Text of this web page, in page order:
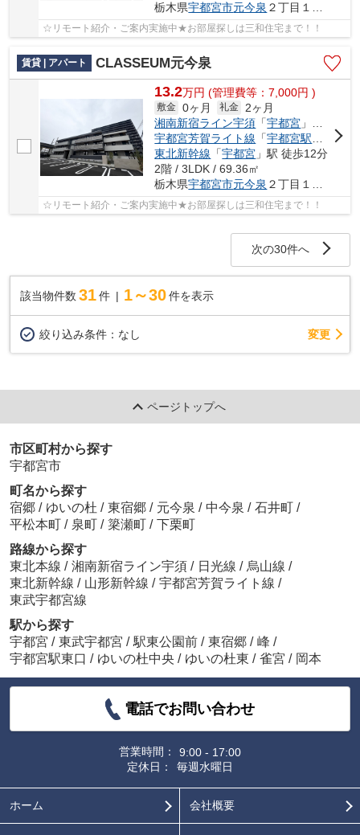
栃木県宇都宮市元今泉 ２丁目１４-８
☆リモート紹介・ご案内実施中★お部屋探しは三和住宅まで！！
賃貸 | アパート CLASSEUM元今泉
13.2万円 (管理費等：7,000円 )
敷金 0ヶ月 礼金
2ヶ月
湘南新宿ライン宇須 「宇都宮 」駅 徒歩11分
宇都宮芳賀ライト線 「宇都宮駅東口
」駅
東北新幹線 「宇都宮 」駅 徒歩12分
2階 / 3LDK / 69.36㎡
栃木県宇都宮市元今泉 ２丁目１４-８
☆リモート紹介・ご案内実施中★お部屋探しは三和住宅まで！！
次の30件へ
該当物件数 31件 1～30 件を表示
絞り込み条件： なし 変更
ページトップへ
市区町村から探す
宇都宮市
町名から探す
宿郷 / ゆいの杜 / 東宿郷 / 元今泉 / 中今泉 / 石井町 /
平松本町 / 泉町 / 簗瀬町 / 下栗町
路線から探す
東北本線 / 湘南新宿ライン宇須 / 日光線 / 烏山線 /
東北新幹線 / 山形新幹線 / 宇都宮芳賀ライト線 /
東武宇都宮線
駅から探す
宇都宮 / 東武宇都宮 / 駅東公園前 / 東宿郷 / 峰 /
宇都宮駅東口 / ゆいの杜中央 / ゆいの杜東 / 雀宮 / 岡本
電話でお問い合わせ
営業時間：
9:00 - 17:00
定休日：
毎週水曜日
ホーム 会社概要